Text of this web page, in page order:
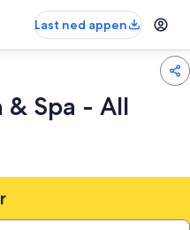
Last ned appen
& Spa - All